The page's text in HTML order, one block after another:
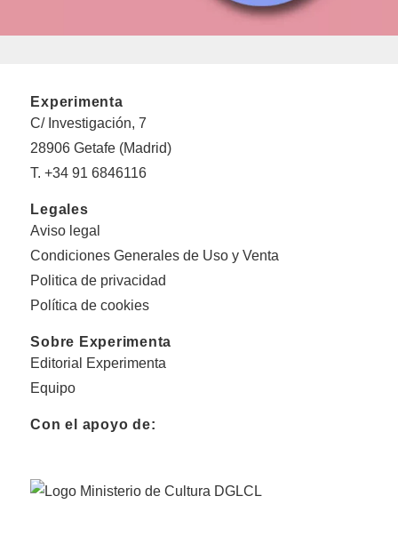
Experimenta
C/ Investigación, 7
28906 Getafe (Madrid)
T. +34 91 6846116
Legales
Aviso legal
Condiciones Generales de Uso y Venta
Politica de privacidad
Política de cookies
Sobre Experimenta
Editorial Experimenta
Equipo
Con el apoyo de: